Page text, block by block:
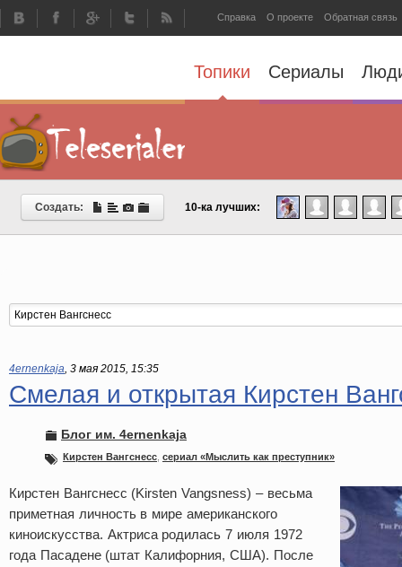
Справка О проекте Обратная связь
Топики Сериалы
Создать: 10-ка лучших:
4ernenkaja, 3 мая 2015, 15:35
Смелая и открытая Кирстен
Блог им. 4ernenkaja
Кирстен Вангснесс сериал «Мыслить как преступник»
Кирстен Вангснесс (Kirsten Vangsness) – весьма
приметная личность в мире американского
киноискусства. Актриса родилась 7 июля 1972
года Пасадене (штат Калифорния, США). После